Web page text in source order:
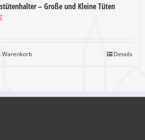
– Große und Kleine Tüten
Warenkorb Details